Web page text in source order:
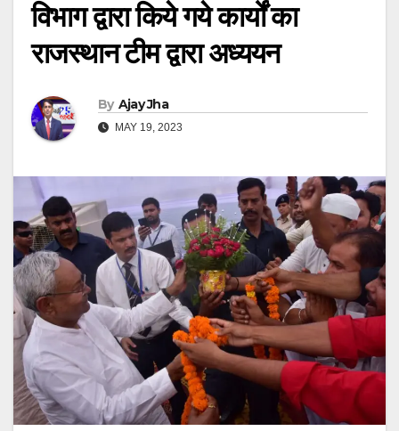
विभाग द्वारा किये गये कार्यों का
राजस्थान टीम द्वारा अध्ययन
By Ajay Jha
MAY 19, 2023